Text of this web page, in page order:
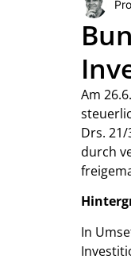
Am
Drs.
durch
In